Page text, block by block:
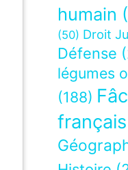
humain
(50) Droit
Défense
légumes
(188)
français